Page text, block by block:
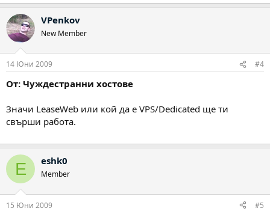
VPenkov
New Member
14 Юни 2009 #4
От: Чуждестранни хостове
Значи LeaseWeb или кой да е VPS/Dedicated ще ти
свърши работа.
E eshk0
Member
15 Юни 2009 #5